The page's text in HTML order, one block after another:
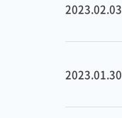
2023.02.03
2023.01.30